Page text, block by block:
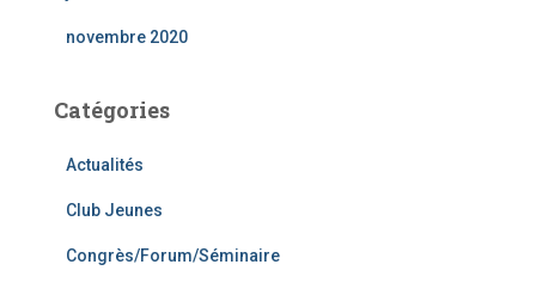
novembre 2020
Catégories
Actualités
Club Jeunes
Congrès/Forum/Séminaire